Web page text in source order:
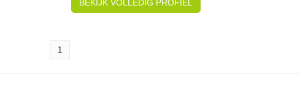
BEKIJK VOLLEDIG PROFIEL
1